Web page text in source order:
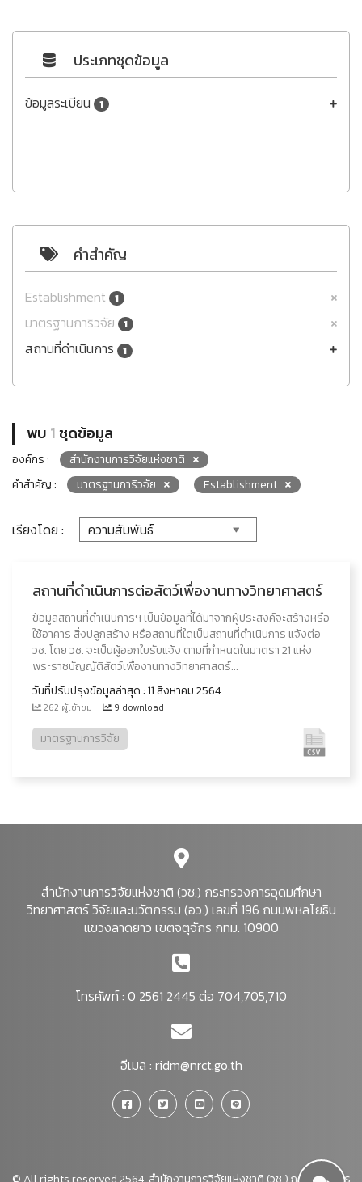
ประเภทชุดข้อมูล
ข้อมูลระเบียน 1
คำสำคัญ
Establishment 1
มาตรฐานการิวจัย 1
สถานที่ดำเนินการ 1
พบ 1ชุดข้อมูล
องค์กร :
สำนักงานการวิจัยแห่งชาติ
คำสำคัญ :
มาตรฐานการิวจัย Establishment
เรียงโดย :
สถานที่ดำเนินการต่อสัตว์เพื่องานทางวิทยาศาสตร์
ข้อมูลสถานที่ดำเนินการฯ เป็นข้อมูลที่ได้มาจากผู้ประสงค์จะสร้างหรือ
ใช้อาคาร สิ่งปลูกสร้าง หรือสถานที่ใดเป็นสถานที่ดําเนินการ แจ้งต่อ
วช. โดย วช. จะเป็นผู้ออกใบรับแจ้ง ตามที่กำหนดในมาตรา 21 แห่ง
พระราชบัญญัติสัตว์เพื่องานทางวิทยาศาสตร์...
วันที่ปรับปรุงข้อมูลล่าสุด : 11 สิงหาคม 2564
262 ผู้เข้าชม 9 download
มาตรฐานการวิจัย
สำนักงานการวิจัยแห่งชาติ (วช.) กระทรวงการอุดมศึกษา
วิทยาศาสตร์ วิจัยและนวัตกรรม (อว.) เลขที่ 196 ถนนพหลโยธิน
แขวงลาดยาว เขตจตุจักร กทม. 10900
โทรศัพท์ : 0 2561 2445 ต่อ 704,705,710
อีเมล : ridm@nrct.go.th